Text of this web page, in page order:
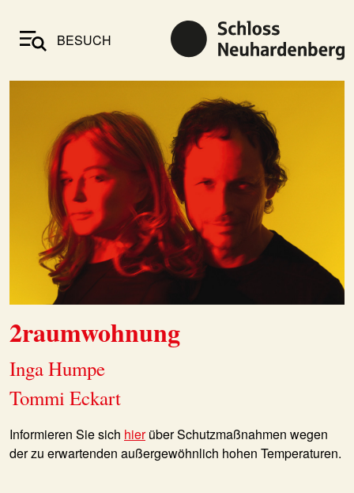
BESUCH
2raumwohnung
Inga Humpe
Tommi Eckart
Informieren Sie sich hierüber Schutzmaßnahmen wegen
der zu erwartenden außergewöhnlich hohen Temperaturen.